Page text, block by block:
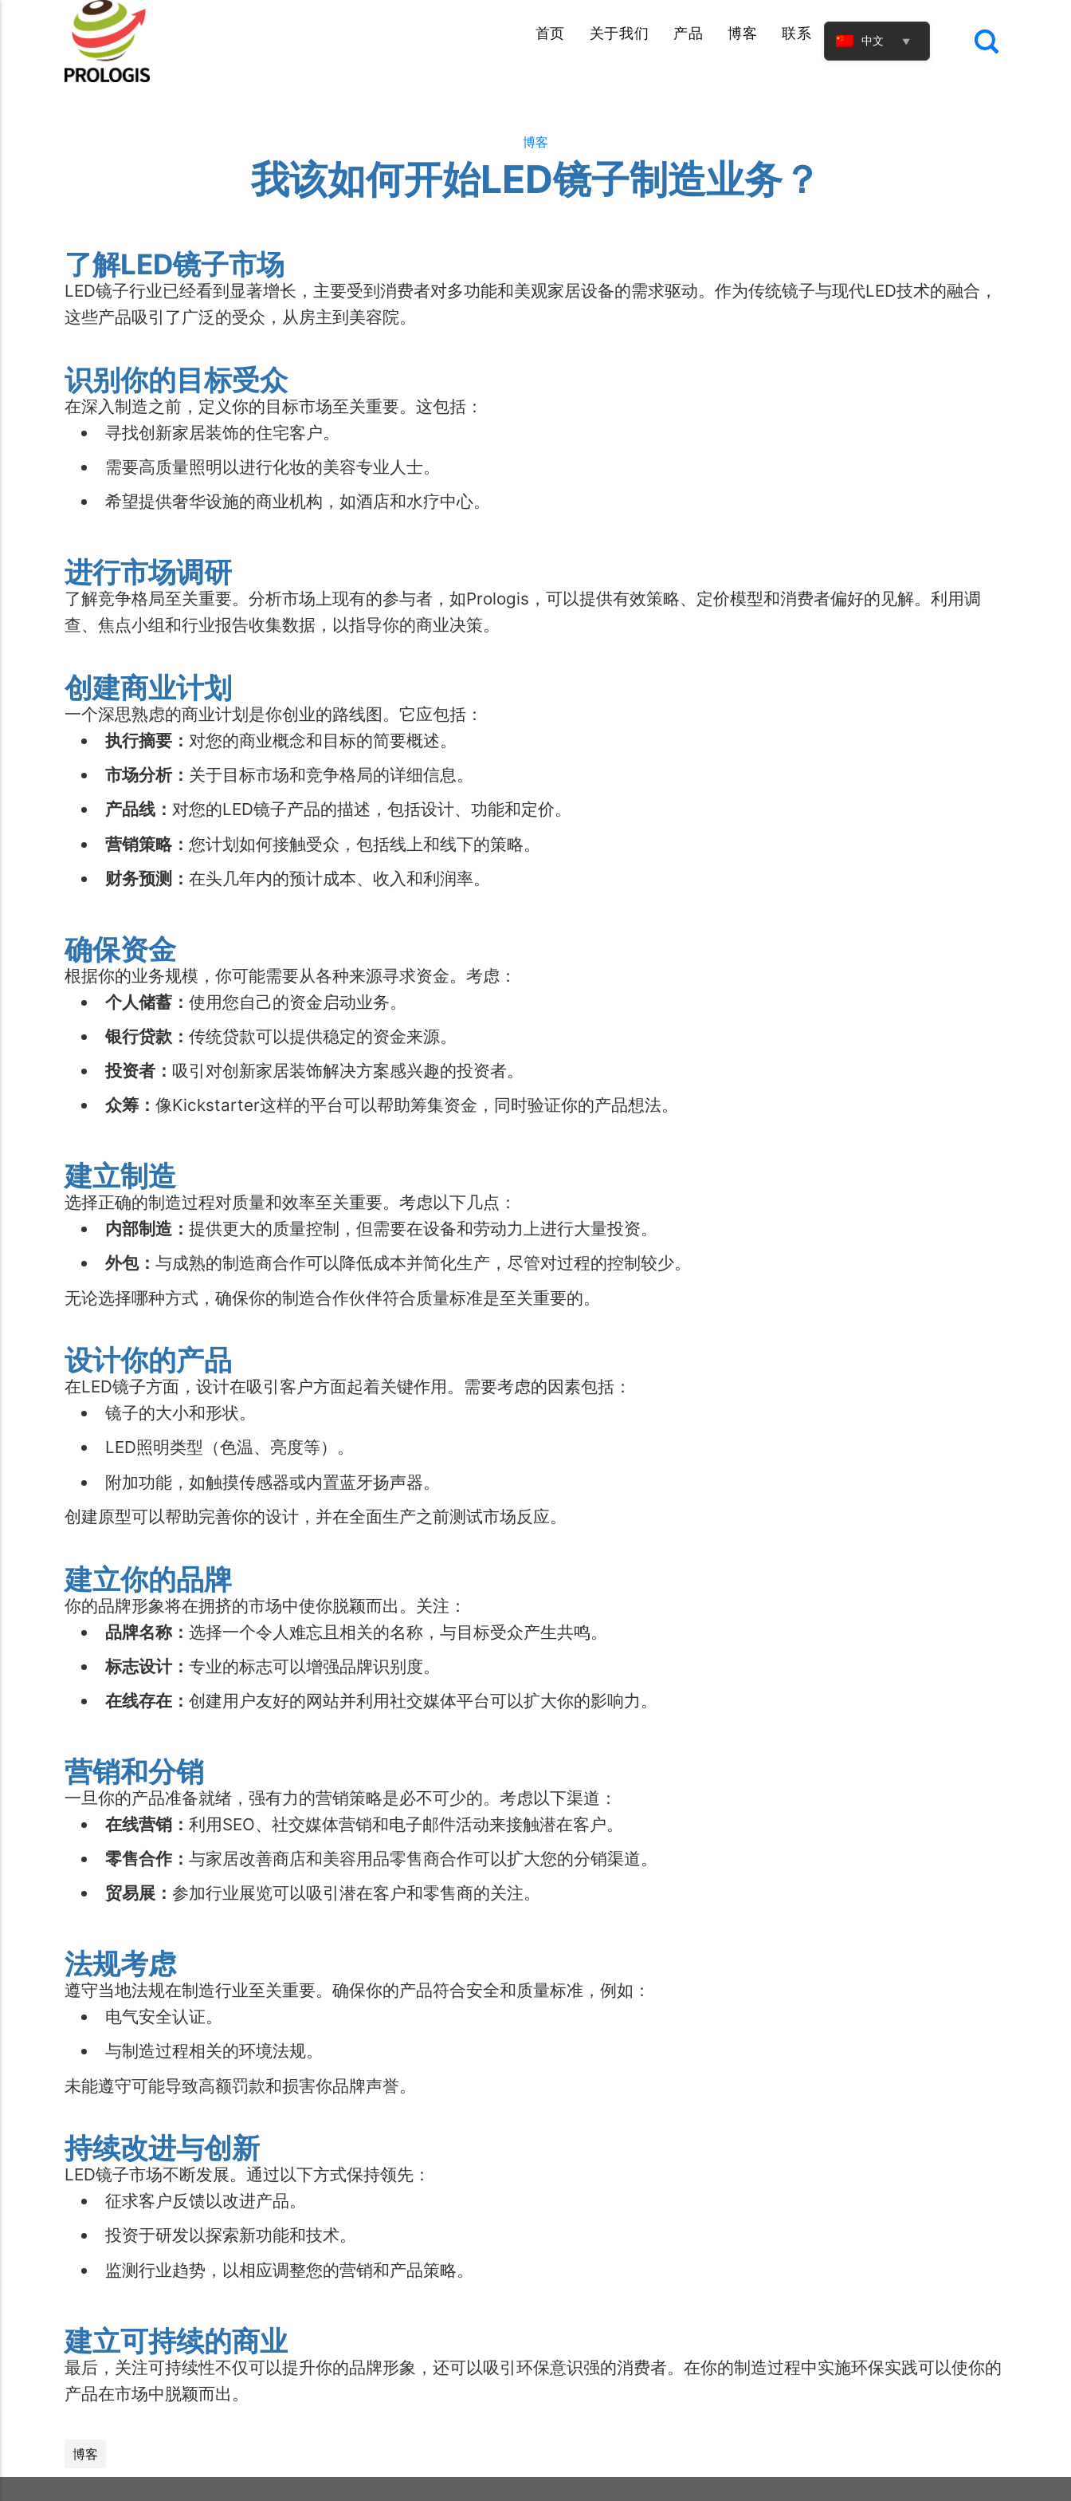
首页 关于我们 产品 博客 联系 中文 ▼
博客
我该如何开始LED镜子制造业务？
了解LED镜子市场
LED镜子行业已经看到显著增长，主要受到消费者对多功能和美观家居设备的需求驱动。作为传统镜子与现代LED技术的融合，
这些产品吸引了广泛的受众，从房主到美容院。
识别你的目标受众
在深入制造之前，定义你的目标市场至关重要。这包括：
寻找创新家居装饰的住宅客户。
需要高质量照明以进行化妆的美容专业人士。
希望提供奢华设施的商业机构，如酒店和水疗中心。
进行市场调研
了解竞争格局至关重要。分析市场上现有的参与者，如Prologis，可以提供有效策略、定价模型和消费者偏好的见解。利用调
查、焦点小组和行业报告收集数据，以指导你的商业决策。
创建商业计划
一个深思熟虑的商业计划是你创业的路线图。它应包括：
执行摘要： 对您的商业概念和目标的简要概述。
市场分析： 关于目标市场和竞争格局的详细信息。
产品线：对您的LED镜子产品的描述，包括设计、功能和定价。
营销策略：您计划如何接触受众，包括线上和线下的策略。
财务预测：在头几年内的预计成本、收入和利润率。
确保资金
根据你的业务规模，你可能需要从各种来源寻求资金。考虑：
个人储蓄：使用您自己的资金启动业务。
银行贷款：传统贷款可以提供稳定的资金来源。
投资者： 吸引对创新家居装饰解决方案感兴趣的投资者。
众筹：像Kickstarter这样的平台可以帮助筹集资金，同时验证你的产品想法。
建立制造
选择正确的制造过程对质量和效率至关重要。考虑以下几点：
内部制造：提供更大的质量控制，但需要在设备和劳动力上进行大量投资。
外包：与成熟的制造商合作可以降低成本并简化生产，尽管对过程的控制较少。
无论选择哪种方式，确保你的制造合作伙伴符合质量标准是至关重要的。
设计你的产品
在LED镜子方面，设计在吸引客户方面起着关键作用。需要考虑的因素包括：
镜子的大小和形状。
LED照明类型（色温、亮度等）。
附加功能，如触摸传感器或内置蓝牙扬声器。
创建原型可以帮助完善你的设计，并在全面生产之前测试市场反应。
建立你的品牌
你的品牌形象将在拥挤的市场中使你脱颖而出。关注：
品牌名称：选择一个令人难忘且相关的名称，与目标受众产生共鸣。
标志设计：专业的标志可以增强品牌识别度。
在线存在：创建用户友好的网站并利用社交媒体平台可以扩大你的影响力。
营销和分销
一旦你的产品准备就绪，强有力的营销策略是必不可少的。考虑以下渠道：
在线营销：利用SEO、社交媒体营销和电子邮件活动来接触潜在客户。
零售合作：与家居改善商店和美容用品零售商合作可以扩大您的分销渠道。
贸易展：参加行业展览可以吸引潜在客户和零售商的关注。
法规考虑
遵守当地法规在制造行业至关重要。确保你的产品符合安全和质量标准，例如：
电气安全认证。
与制造过程相关的环境法规。
未能遵守可能导致高额罚款和损害你品牌声誉。
持续改进与创新
LED镜子市场不断发展。通过以下方式保持领先：
征求客户反馈以改进产品。
投资于研发以探索新功能和技术。
监测行业趋势，以相应调整您的营销和产品策略。
建立可持续的商业
最后，关注可持续性不仅可以提升你的品牌形象，还可以吸引环保意识强的消费者。在你的制造过程中实施环保实践可以使你的
产品在市场中脱颖而出。
博客